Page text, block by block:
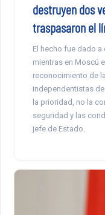
destruyen dos
traspasaron el
El hecho fue dado
mientras en Moscú
reconocimiento de
independentistas
la prioridad, no la
seguridad y las
jefe de Estado.